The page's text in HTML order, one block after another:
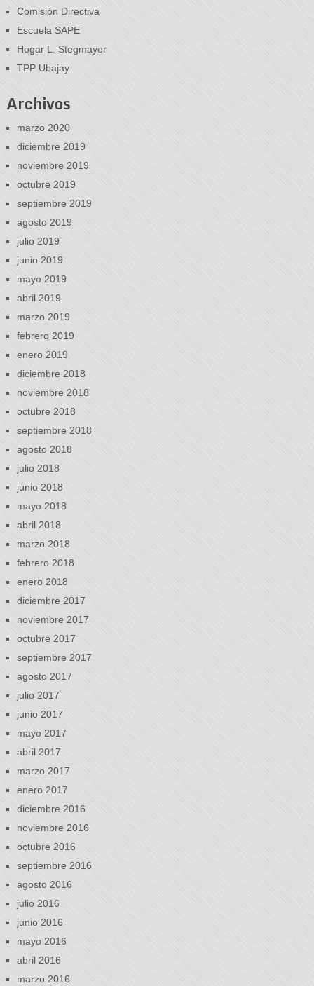
Comisión Directiva
Escuela SAPE
Hogar L. Stegmayer
TPP Ubajay
Archivos
marzo 2020
diciembre 2019
noviembre 2019
octubre 2019
septiembre 2019
agosto 2019
julio 2019
junio 2019
mayo 2019
abril 2019
marzo 2019
febrero 2019
enero 2019
diciembre 2018
noviembre 2018
octubre 2018
septiembre 2018
agosto 2018
julio 2018
junio 2018
mayo 2018
abril 2018
marzo 2018
febrero 2018
enero 2018
diciembre 2017
noviembre 2017
octubre 2017
septiembre 2017
agosto 2017
julio 2017
junio 2017
mayo 2017
abril 2017
marzo 2017
enero 2017
diciembre 2016
noviembre 2016
octubre 2016
septiembre 2016
agosto 2016
julio 2016
junio 2016
mayo 2016
abril 2016
marzo 2016